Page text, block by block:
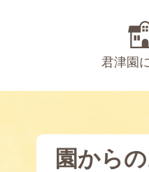
君津園
園から